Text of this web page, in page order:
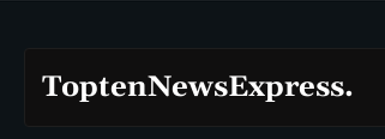
ToptenNewsExpress.